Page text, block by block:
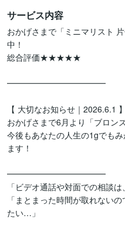
サービス内容
おかげさまで「ミニマリスト
中！
総合評価★★★★★
━━━━━━━━━━━━
【 大切なお知らせ｜2026.6.1 】
おかげさまで6月より「ブロン
今後もあなたの人生の1gでも
ます！
━━━━━━━━━━━━
「ビデオ通話や対面での相談
「まとまった時間が取れない
たい…」